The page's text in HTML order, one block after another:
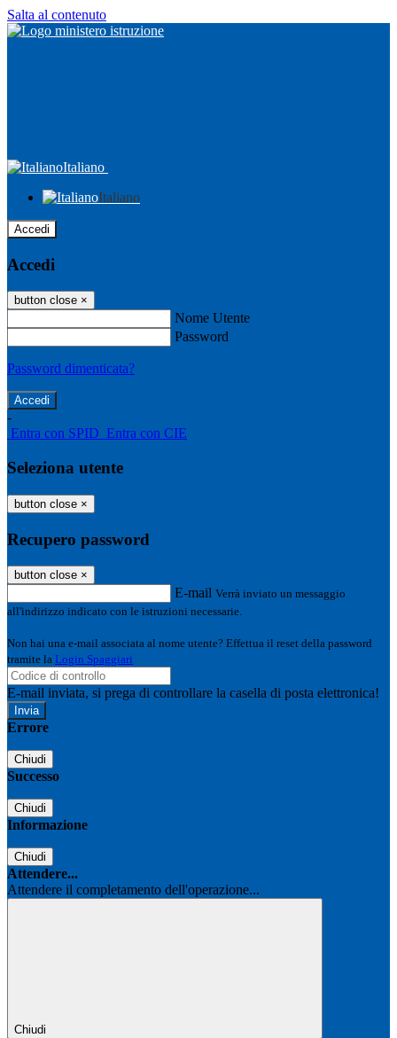
Salta al contenuto
Italiano
Italiano
Accedi
Accedi
button close ×
Nome Utente
Password
Password dimenticata?
-
Entra con SPID Entra con CIE
Seleziona utente
button close ×
Recupero password
button close ×
E-mail Verrà inviato un messaggio
all'indirizzo indicato con le istruzioni necessarie.
Non hai una e-mail associata al nome utente? Effettua il reset della password
tramite la Login Spaggiari
E-mail inviata, si prega di controllare la casella di posta elettronica!
Errore
Chiudi
Successo
Chiudi
Informazione
Chiudi
Attendere...
Attendere il completamento dell'operazione...
Chiudi